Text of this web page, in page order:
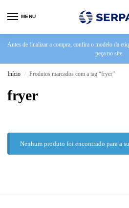
MENU
Antes de finalizar a compra, confira o modelo da
peça no site.
Início / Produtos marcados com a tag “fryer”
fryer
Nenhum produto foi encontrado para a